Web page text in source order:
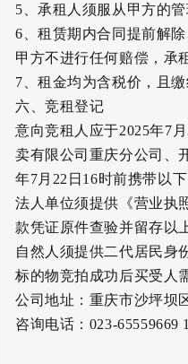
5
承租人须服从甲方的
6 、租赁期内合同提前解
甲方不进行任何赔偿，承
7 、租金均为含税价，且
六、竞租登记
意向竞租人应于2025年7 月
卖有限公司重庆分公司、
年7月 22 日 16时前携带以
法人单位须提供《营业执
款凭证原件查验并留存以
自然人须提供二代居民身
标的物竞拍成功后买受人
公司地址：重庆市沙坪坝
咨询电话： 023-65559669